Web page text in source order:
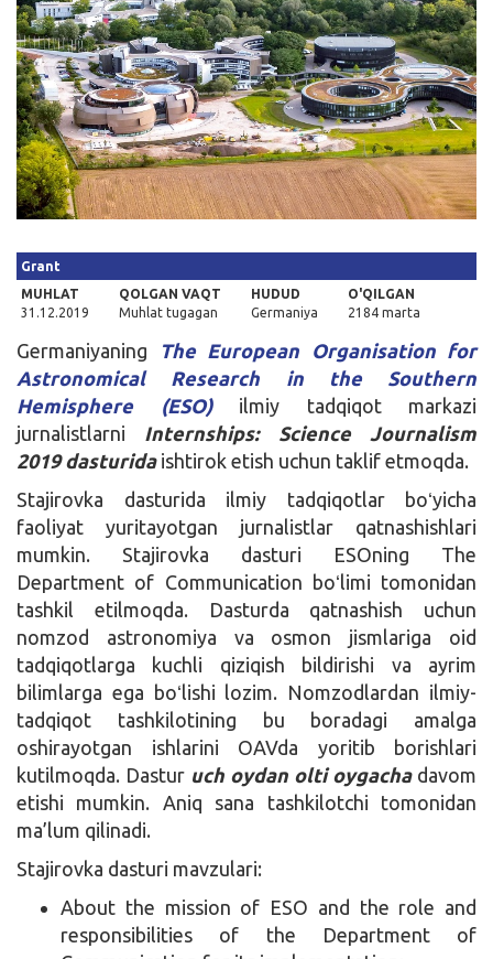
Qidirish
Kirish
Grant
MUHLAT
31.12.2019
QOLGAN VAQT
Muhlat tugagan
HUDUD
Germaniya
O'QILGAN
2184 marta
Germaniyaning
The European Organisation for
Astronomical Research in the Southern
Hemisphere (ESO) ilmiy tadqiqot markazi
jurnalistlarni Internships: Science Journalism
2019 dasturida ishtirok etish uchun taklif etmoqda.
Stajirovka dasturida ilmiy tadqiqotlar boʻyicha
faoliyat yuritayotgan jurnalistlar qatnashishlari
mumkin. Stajirovka dasturi ESOning The
Department of Communication boʻlimi tomonidan
tashkil etilmoqda. Dasturda qatnashish uchun
nomzod astronomiya va osmon jismlariga oid
tadqiqotlarga kuchli qiziqish bildirishi va ayrim
bilimlarga ega boʻlishi lozim. Nomzodlardan ilmiy-
tadqiqot tashkilotining bu boradagi amalga
oshirayotgan ishlarini OAVda yoritib borishlari
kutilmoqda. Dastur uch oydan olti oygacha davom
etishi mumkin. Aniq sana tashkilotchi tomonidan
ma’lum qilinadi.
Stajirovka dasturi mavzulari:
About the mission of ESO and the role and
responsibilities of the Department of